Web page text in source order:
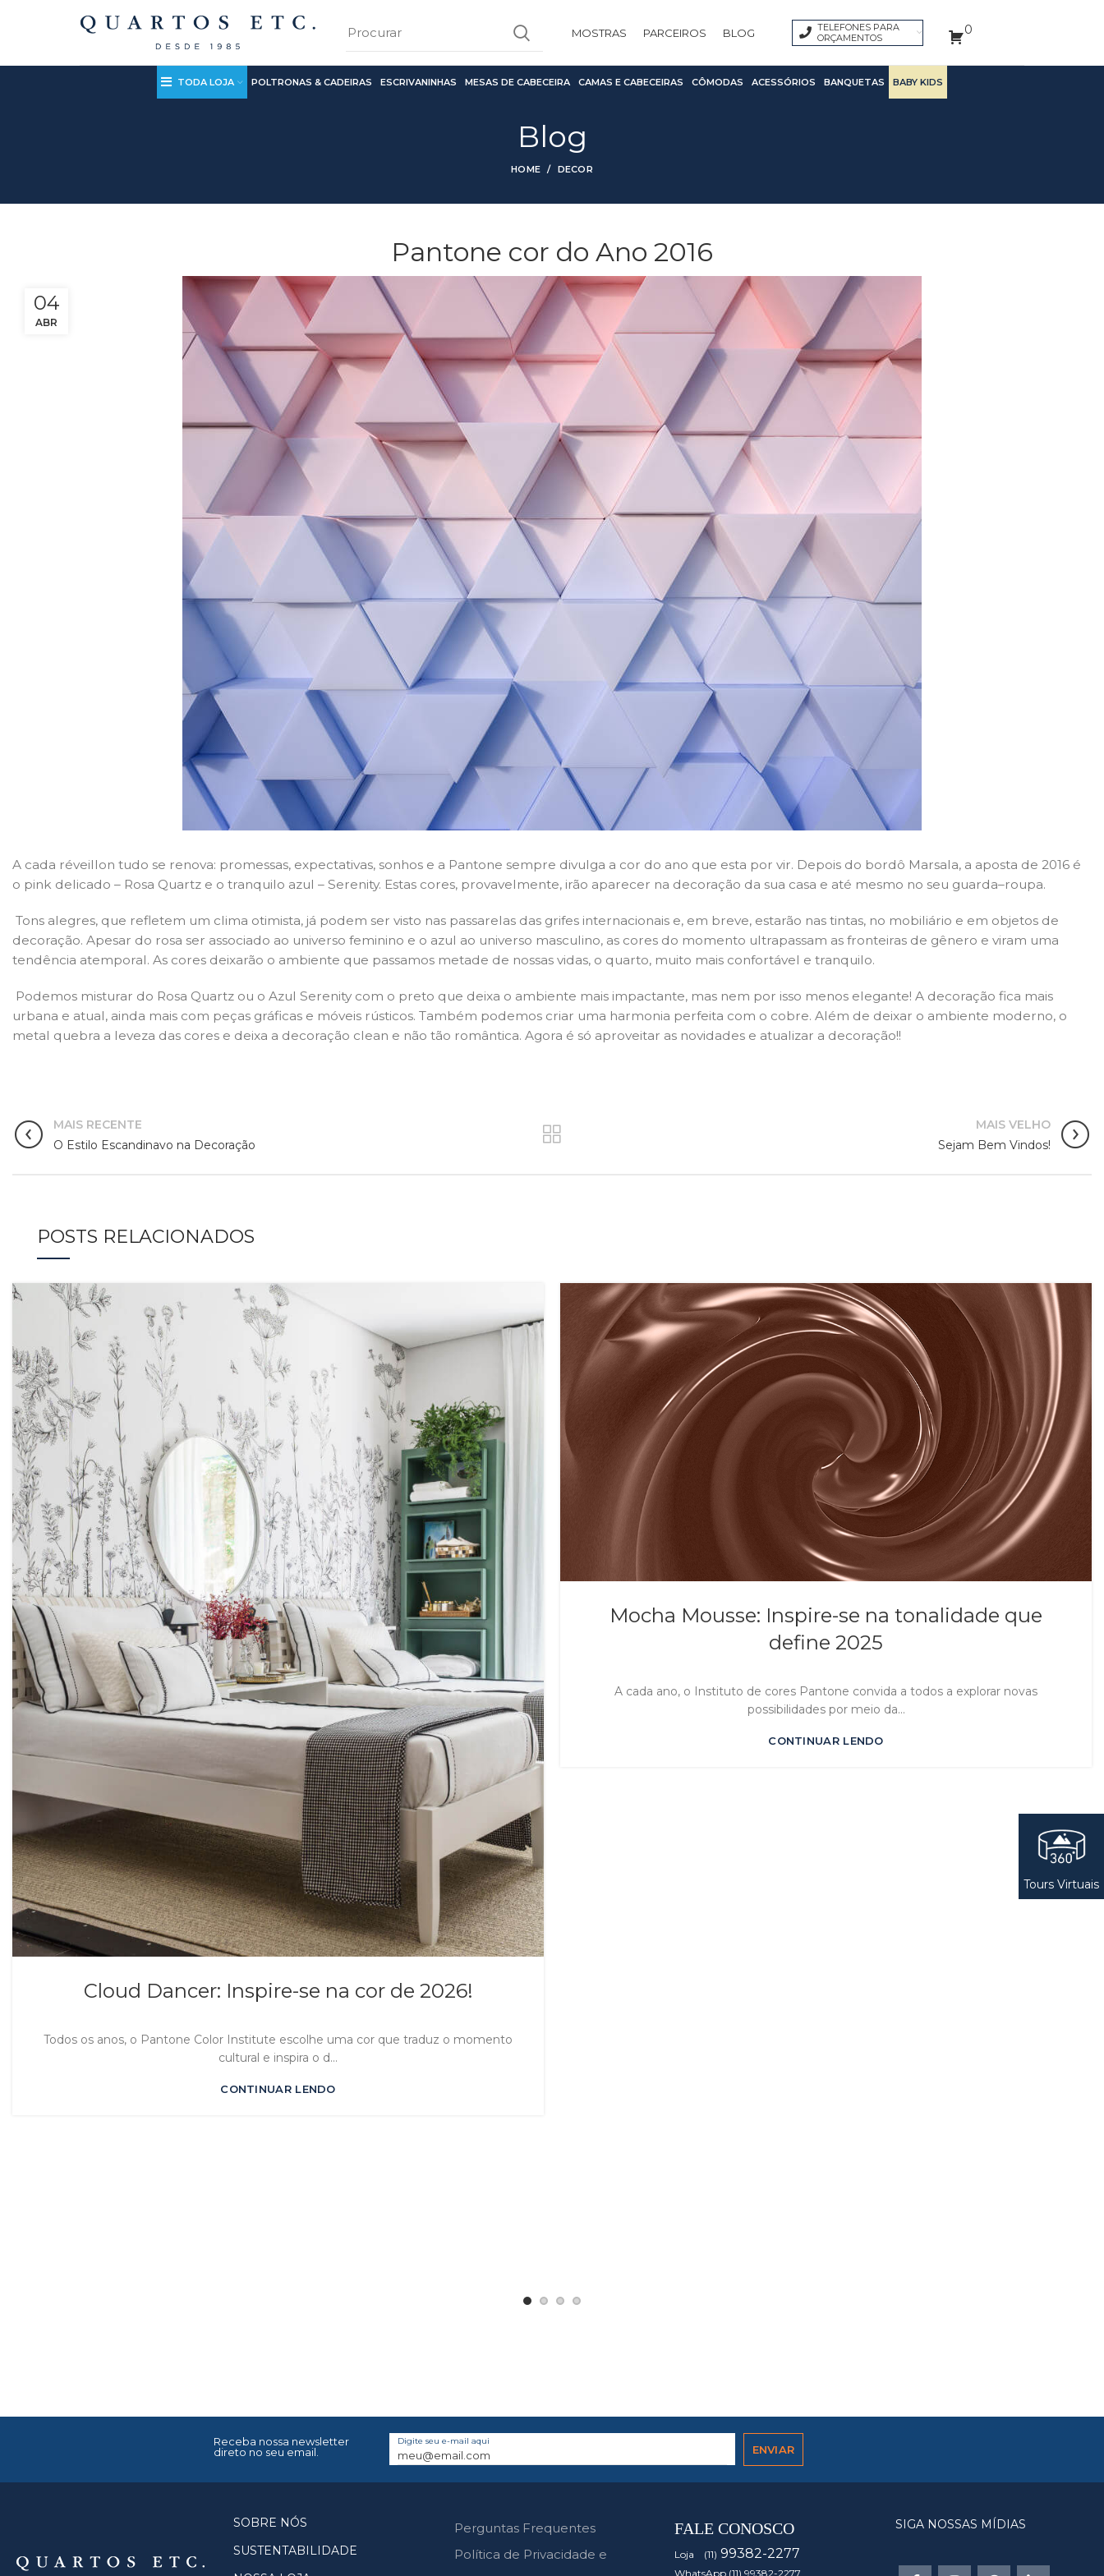
MOSTRAS PARCEIROS BLOG
TELEFONES PARA
ORÇAMENTOS
0
TODA LOJA POLTRONAS & CADEIRAS ESCRIVANINHAS MESAS DE CABECEIRA CAMAS E CABECEIRAS CÔMODAS ACESSÓRIOS BANQUETAS BABY KIDS
Blog
HOME DECOR
Pantone cor do Ano 2016
04
ABR
A cada réveillon tudo se renova: promessas, expectativas, sonhos e a Pantone sempre divulga a cor do ano que esta por vir. Depois do bordô Marsala, a aposta de 2016 é
o pink delicado – Rosa Quartz e o tranquilo azul – Serenity. Estas cores, provavelmente, irão aparecer na decoração da sua casa e até mesmo no seu guarda–roupa.
Tons alegres, que refletem um clima otimista, já podem ser visto nas passarelas das grifes internacionais e, em breve, estarão nas tintas, no mobiliário e em objetos de
decoração. Apesar do rosa ser associado ao universo feminino e o azul ao universo masculino, as cores do momento ultrapassam as fronteiras de gênero e viram uma
tendência atemporal. As cores deixarão o ambiente que passamos metade de nossas vidas, o quarto, muito mais confortável e tranquilo.
Podemos misturar do Rosa Quartz ou o Azul Serenity com o preto que deixa o ambiente mais impactante, mas nem por isso menos elegante! A decoração fica mais
urbana e atual, ainda mais com peças gráficas e móveis rústicos. Também podemos criar uma harmonia perfeita com o cobre. Além de deixar o ambiente moderno, o
metal quebra a leveza das cores e deixa a decoração clean e não tão romântica. Agora é só aproveitar as novidades e atualizar a decoração!!
MAIS RECENTE
O Estilo Escandinavo na Decoração
MAIS VELHO
Sejam Bem Vindos!
POSTS RELACIONADOS
Cloud Dancer: Inspire-se na cor de 2026!
Todos os anos, o Pantone Color Institute escolhe uma cor que traduz o momento
cultural e inspira o d...
CONTINUAR LENDO
Mocha Mousse: Inspire-se na tonalidade que
define 2025
A cada ano, o Instituto de cores Pantone convida a todos a explorar novas
possibilidades por meio da...
CONTINUAR LENDO
Receba nossa newsletter
direto no seu email.
Digite seu e-mail aqui
SOBRE NÓS
SUSTENTABILIDADE
Perguntas Frequentes
Política de Privacidade e
FALE CONOSCO
Loja (11) 99382-2277
WhatsApp (11) 99382-2277
SIGA NOSSAS MÍDIAS
Tours Virtuais